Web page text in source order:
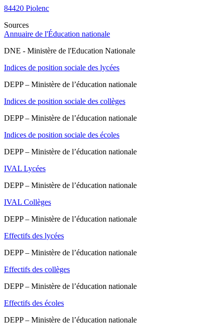
84420 Piolenc
Sources
Annuaire de l'Éducation nationale
DNE - Ministère de l'Education Nationale
Indices de position sociale des lycées
DEPP – Ministère de l’éducation nationale
Indices de position sociale des collèges
DEPP – Ministère de l’éducation nationale
Indices de position sociale des écoles
DEPP – Ministère de l’éducation nationale
IVAL Lycées
DEPP – Ministère de l’éducation nationale
IVAL Collèges
DEPP – Ministère de l’éducation nationale
Effectifs des lycées
DEPP – Ministère de l’éducation nationale
Effectifs des collèges
DEPP – Ministère de l’éducation nationale
Effectifs des écoles
DEPP – Ministère de l’éducation nationale